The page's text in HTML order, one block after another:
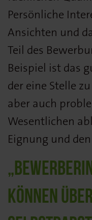
Persönliche
Ansichten und
Teil des
Beispiel ist das
der eine Stelle
aber auch
Wesentlichen
Eignung und
KÖNNEN